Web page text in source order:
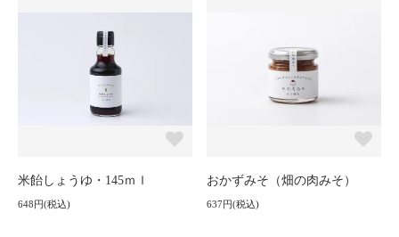
米飴しょうゆ・145ｍｌ
648円(税込)
おかずみそ（畑の肉みそ）
637円(税込)